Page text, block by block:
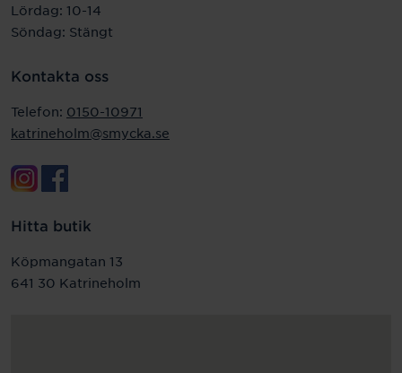
Lördag: 10-14
Söndag: Stängt
Kontakta oss
Telefon: 0150-10971
katrineholm@smycka.se
Hitta butik
Köpmangatan 13
641 30 Katrineholm